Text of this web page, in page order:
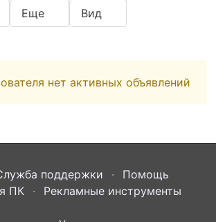
Еще Вид
нет активных объявлений
поддержки
Помощь
ПК
Рекламные инструменты